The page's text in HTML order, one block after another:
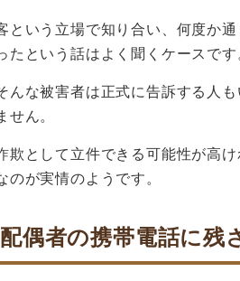
という立場で知り合い、何度か
たという話はよく聞くケースです
んな被害者は正式に告訴する人
せん。
欺として立件できる可能性が高
のが実情のようです。
配偶者の携帯電話に残